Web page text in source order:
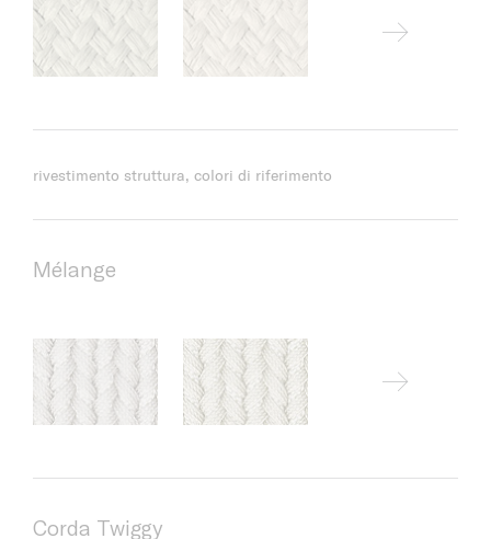
rivestimento struttura, colori di riferimento
Mélange
Corda Twiggy